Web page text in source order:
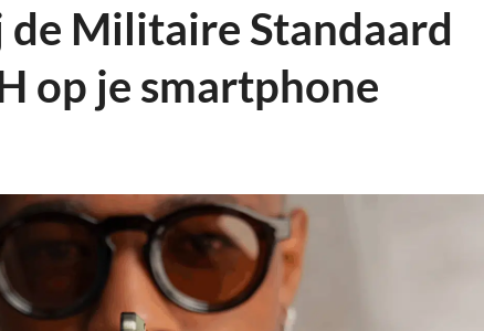
Militaire Standaard
op je smartphone